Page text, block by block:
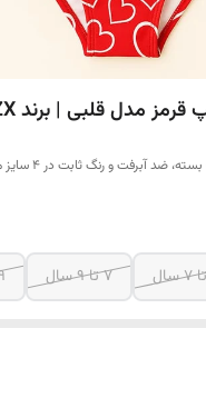
مایو کودکانه طرح
7 تا 9 سال 9 تا